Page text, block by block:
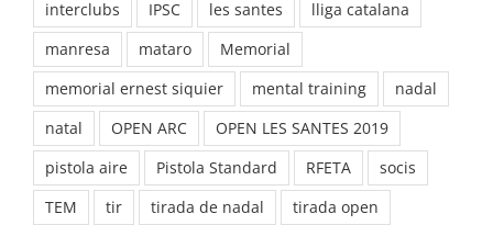
interclubs
IPSC les santes
lliga catalana
manresa
mataro
Memorial
memorial ernest siquier
mental training
nadal
natal
OPEN ARC
OPEN LES SANTES 2019
pistola aire
Pistola Standard RFETA
socis
TEM
tir tirada de nadal
tirada open